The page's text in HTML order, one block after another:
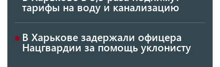
тарифы на воду и канализацию
В Харькове задержали офицера
Нацгвардии за помощь уклонисту